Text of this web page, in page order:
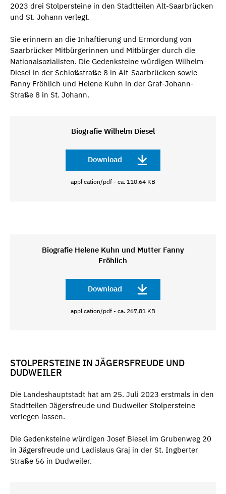
2023 drei Stolpersteine in den Stadtteilen Alt-Saarbrücken
und St. Johann verlegt.
Sie erinnern an die Inhaftierung und Ermordung von
Saarbrücker Mitbürgerinnen und Mitbürger durch die
Nationalsozialisten. Die Gedenksteine würdigen Wilhelm
Diesel in der Schloßstraße 8 in Alt-Saarbrücken sowie
Fanny Fröhlich und Helene Kuhn in der Graf-Johann-
Straße 8 in St. Johann.
Biografie Wilhelm Diesel
Download
application/pdf - ca. 110,64 KB
Biografie Helene Kuhn und Mutter Fanny
Fröhlich
Download
application/pdf - ca. 267,81 KB
STOLPERSTEINE IN JÄGERSFREUDE UND
DUDWEILER
Die Landeshauptstadt hat am 25. Juli 2023 erstmals in den
Stadtteilen Jägersfreude und Dudweiler Stolpersteine
verlegen lassen.
Die Gedenksteine würdigen Josef Biesel im Grubenweg 20
in Jägersfreude und Ladislaus Graj in der St. Ingberter
Straße 56 in Dudweiler.